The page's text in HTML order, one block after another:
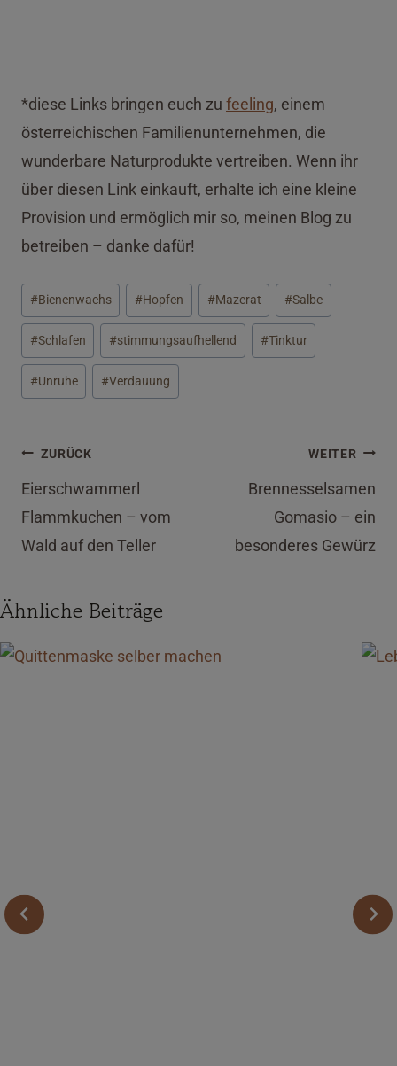
*diese Links bringen euch zu feeling, einem
österreichischen Familienunternehmen, die
wunderbare Naturprodukte vertreiben. Wenn ihr
über diesen Link einkauft, erhalte ich eine kleine
Provision und ermöglich mir so, meinen Blog zu
betreiben – danke dafür!
Schlagworte:
#Bienenwachs #Hopfen #Mazerat #Salbe
#Schlafen #stimmungsaufhellend #Tinktur
#Unruhe #Verdauung
Beitragsnavigation
ZURÜCK
Eierschwammerl
Flammkuchen – vom
Wald auf den Teller
WEITER
Brennesselsamen
Gomasio – ein
besonderes Gewürz
Ähnliche Beiträge